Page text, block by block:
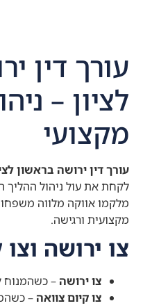
עורך דין
לציון –
מקצועי
עורך דין ירושה בראשון
לקחת את עול ניהול
מלקמו אווקה מלווה
מקצועית ורגישה.
צו ירושה
צו ירושה – כשהמנוח
צו קיום צוואה –